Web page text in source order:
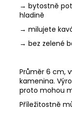
→ bytostně
hladině
→ milujete
→ bez zelené
Průměr 6 cm,
kamenina.
proto mohou
Příležitostně